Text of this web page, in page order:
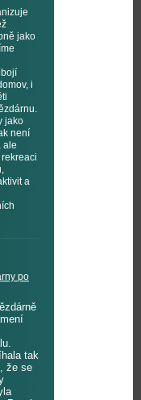
jako
i
jako
není
ale
a
po
tak
že se